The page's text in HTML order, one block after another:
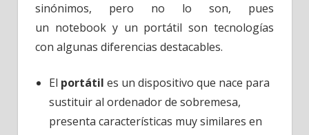
sinónimos, pero no lo son, pues
un notebook y un portátil son tecnologías
con algunas diferencias destacables.
El portátil es un dispositivo que nace para
sustituir al ordenador de sobremesa,
presenta características muy similares en